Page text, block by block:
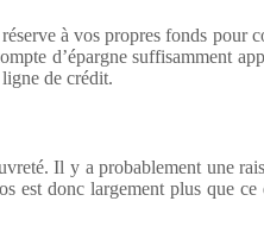
à vos propres fonds pour
d’épargne suffisamment
de crédit.
Il y a probablement une
est donc largement plus que ce